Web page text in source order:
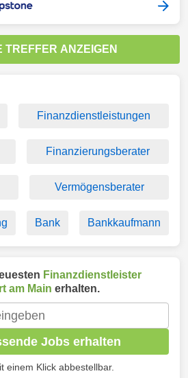
TREFFER ANZEIGEN
Finanzdienstleistungen
Finanzierungsberater
Vermögensberater
Bank Bankkaufmann
Finanzdienstleister
am Main erhalten.
Jobs erhalten
einem Klick abbestellbar.